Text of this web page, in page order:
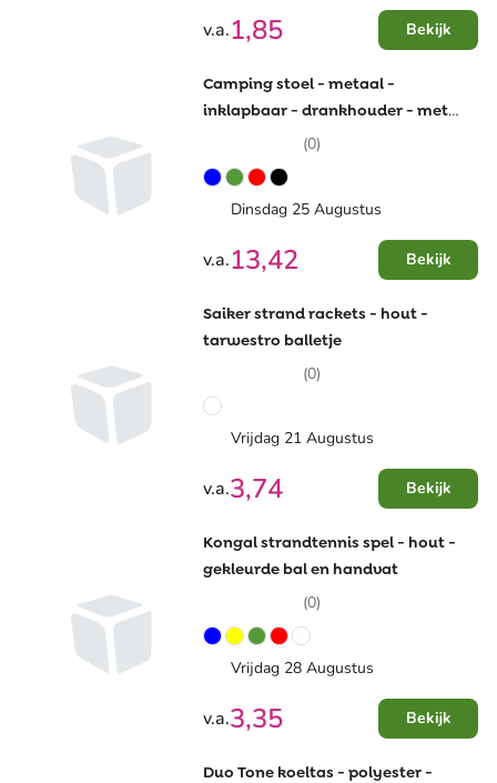
v.a.1,85 Bekijk
Camping stoel - metaal -
inklapbaar - drankhouder - met
(0)
Dinsdag 25 Augustus
v.a.13,42 Bekijk
Saiker strand rackets - hout -
tarwestro balletje
(0)
Vrijdag 21 Augustus
v.a.3,74 Bekijk
Kongal strandtennis spel - hout -
gekleurde bal en handvat
(0)
Vrijdag 28 Augustus
v.a.3,35 Bekijk
Duo Tone koeltas - polyester -